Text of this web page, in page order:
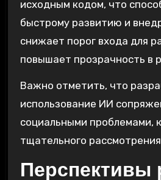
исходным кодом, что
быстрому развитию и
снижает порог входа для
повышает прозрачность в
Важно отметить, что
использование ИИ
социальными проблемами,
тщательного
Перспективы